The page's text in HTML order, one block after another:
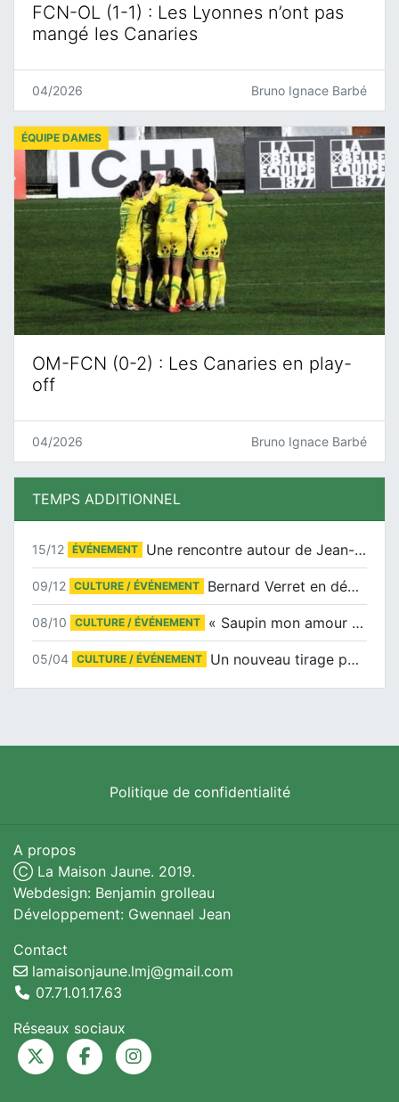
FCN-OL (1-1) : Les Lyonnes n’ont pas
mangé les Canaries
04/2026 Bruno Ignace Barbé
OM-FCN (0-2) : Les Canaries en play-
off
ÉQUIPE DAMES
04/2026 Bruno Ignace Barbé
TEMPS ADDITIONNEL
15/12 ÉVÉNEMENT Une rencontre autour de Jean-Claude Suaudeau
09/12 CULTURE / ÉVÉNEMENT Bernard Verret en dédicaces le samedi 13 décembre à l’Espace Culturel Atlantis
08/10 CULTURE / ÉVÉNEMENT « Saupin mon amour » au salon du livre de Trentemoult
05/04 CULTURE / ÉVÉNEMENT Un nouveau tirage pour le Docu-BD
Politique de confidentialité
A propos
Ⓒ La Maison Jaune. 2019.
Webdesign: Benjamin grolleau
Développement: Gwennael Jean
Contact
lamaisonjaune.lmj@gmail.com
07.71.01.17.63
Réseaux sociaux